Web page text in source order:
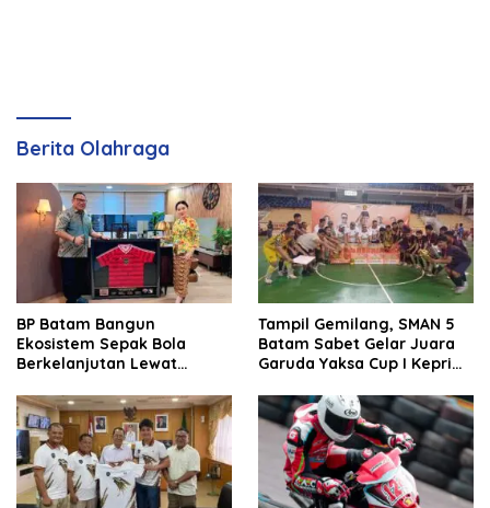
Berita Olahraga
BP Batam Bangun
Ekosistem Sepak Bola
Berkelanjutan Lewat
Tampil Gemilang, SMAN 5
Batam Sabet Gelar Juara
Garuda Yaksa Cup I Kepri